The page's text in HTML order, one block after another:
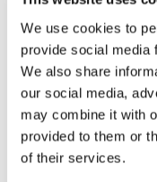
We use cookies to
provide social media
We also share
our social media,
may combine it with
provided to them or
of their services.